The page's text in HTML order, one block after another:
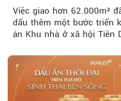
Việc giao hơn 62.000m²
dấu thêm một bước triển
án Khu nhà ở xã hội Tiên